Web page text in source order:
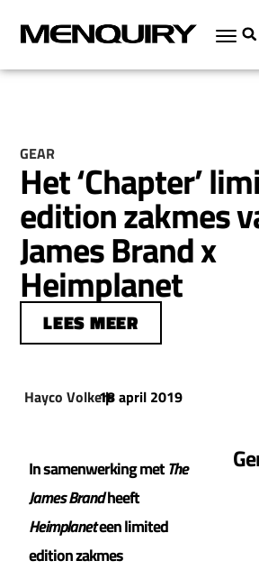
GEAR
Het ‘Chapter’
edition zakmes
James Brand x
Heimplanet
LEES MEER
Hayco Volkers
|
18 april 2019
In samenwerking metThe
James Brandheeft
Heimplaneteen limited
edition zakmes